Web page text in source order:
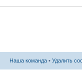
Наша команда • Удалить